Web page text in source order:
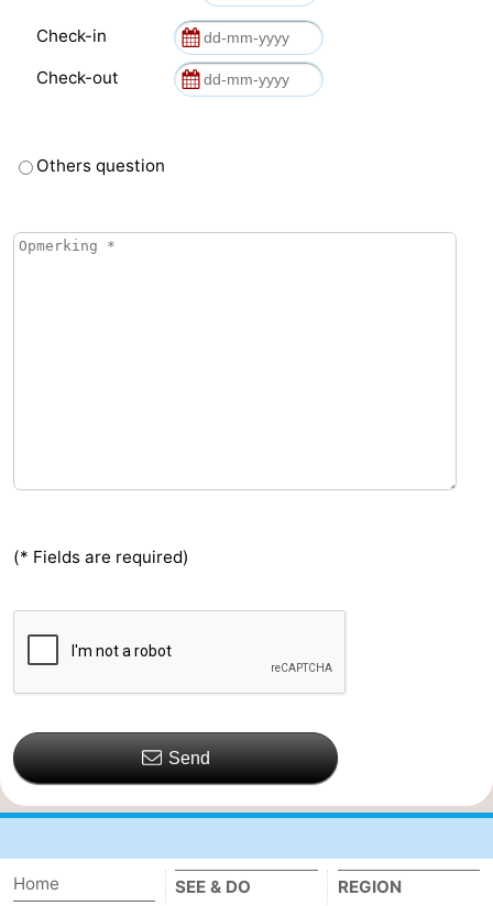
Check-in
Check-out
Others question
(* Fields are required)
Send
Home
SEE & DO
REGION